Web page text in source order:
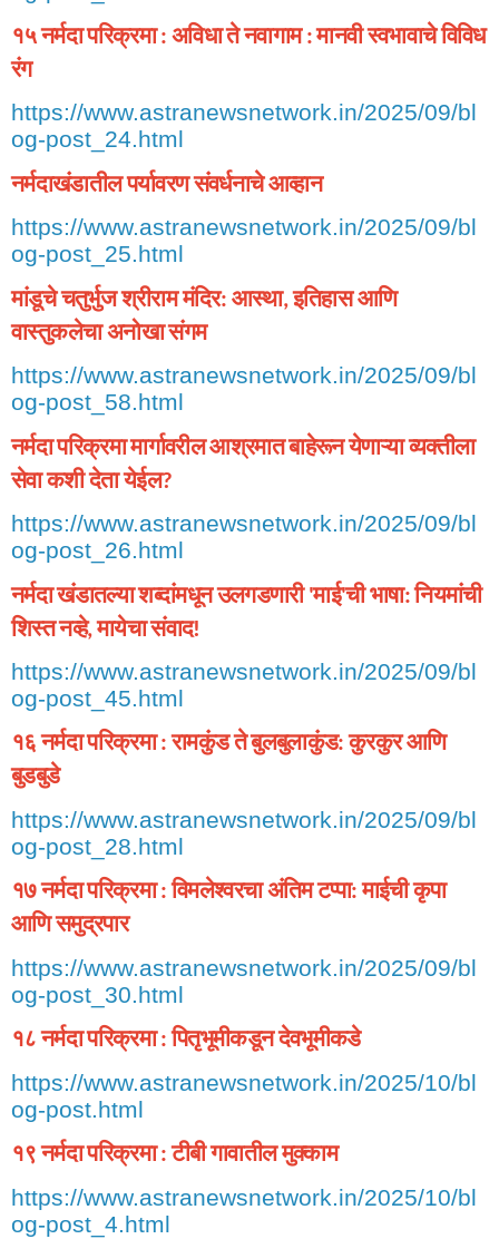
१५नर्मदापरिक्रमा:अविधातेनवागाम:मानवीस्वभावाचेविविध
रंग
https://www.astranewsnetwork.in/2025/09/bl
og-post_24.html
नर्मदाखंडातीलपर्यावरणसंवर्धनाचेआव्हान
https://www.astranewsnetwork.in/2025/09/bl
og-post_25.html
मांडूचेचतुर्भुजश्रीराममंदिर: आस्था,इतिहासआणि
वास्तुकलेचाअनोखासंगम
https://www.astranewsnetwork.in/2025/09/bl
og-post_58.html
नर्मदापरिक्रमामार्गावरीलआश्रमातबाहेरूनयेणाऱ्याव्यक्तीला
सेवाकशीदेतायेईल?
https://www.astranewsnetwork.in/2025/09/bl
og-post_26.html
नर्मदाखंडातल्याशब्दांमधूनउलगडणारी'माई'चीभाषा:नियमांची
शिस्तनव्हे,मायेचासंवाद!
https://www.astranewsnetwork.in/2025/09/bl
og-post_45.html
१६नर्मदापरिक्रमा:रामकुंडतेबुलबुलाकुंड:कुरकुरआणि
बुडबुडे
https://www.astranewsnetwork.in/2025/09/bl
og-post_28.html
१७नर्मदापरिक्रमा:विमलेश्वरचाअंतिमटप्पा:माईचीकृपा
आणिसमुद्रपार
https://www.astranewsnetwork.in/2025/09/bl
og-post_30.html
१८नर्मदापरिक्रमा:पितृभूमीकडूनदेवभूमीकडे
https://www.astranewsnetwork.in/2025/10/bl
og-post.html
१९नर्मदापरिक्रमा:टीबीगावातीलमुक्काम
https://www.astranewsnetwork.in/2025/10/bl
og-post_4.html